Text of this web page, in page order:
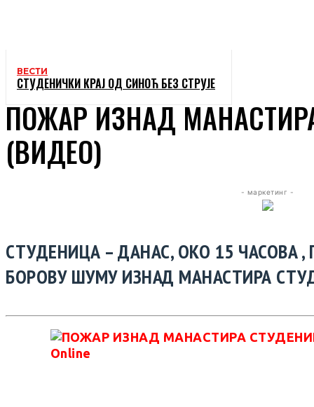
ВЕСТИ
СТУДЕНИЧКИ КРАЈ ОД СИНОЋ БЕЗ СТРУЈЕ
ПОЖАР ИЗНАД
(ВИДЕО)
- маркетинг -
СТУДЕНИЦА – ДАНАС, ОКО 15 ЧАСОВА ,
БОРОВУ ШУМУ ИЗНАД МАНАСТИРА